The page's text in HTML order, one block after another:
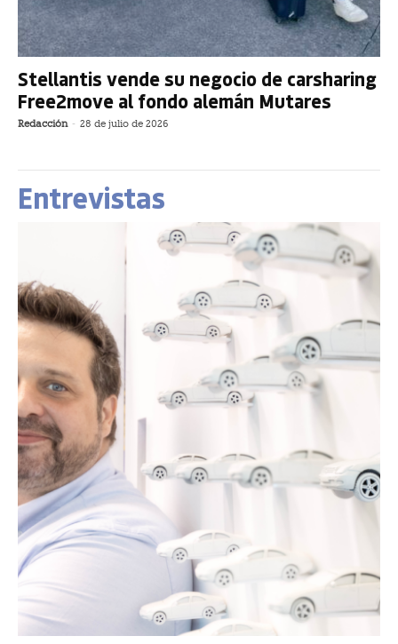
Stellantis vende su negocio de carsharing
Free2move al fondo alemán Mutares
Redacción - 28 de julio de 2026
Entrevistas